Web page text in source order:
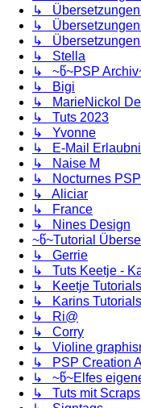
↳ Übersetzungen
↳
↳
↳ Stella
↳ ~წ~PSP
↳ Bigi
↳ MarieNickol
↳ Tuts 2023
↳ Yvonne
↳ E-Mail
↳ Naise M
↳ Nocturnes PSP
↳ Aliciar
↳ France
↳ Nines Design
~წ~Tutorial
↳ Gerrie
↳ Tuts Keetje -
↳ Keetje Tutorials
↳ Karins Tutorials
↳ Ri@
↳ Corry
↳ Violine
↳ PSP Creation
↳ ~წ~Elfes
↳ Tuts mit Scraps